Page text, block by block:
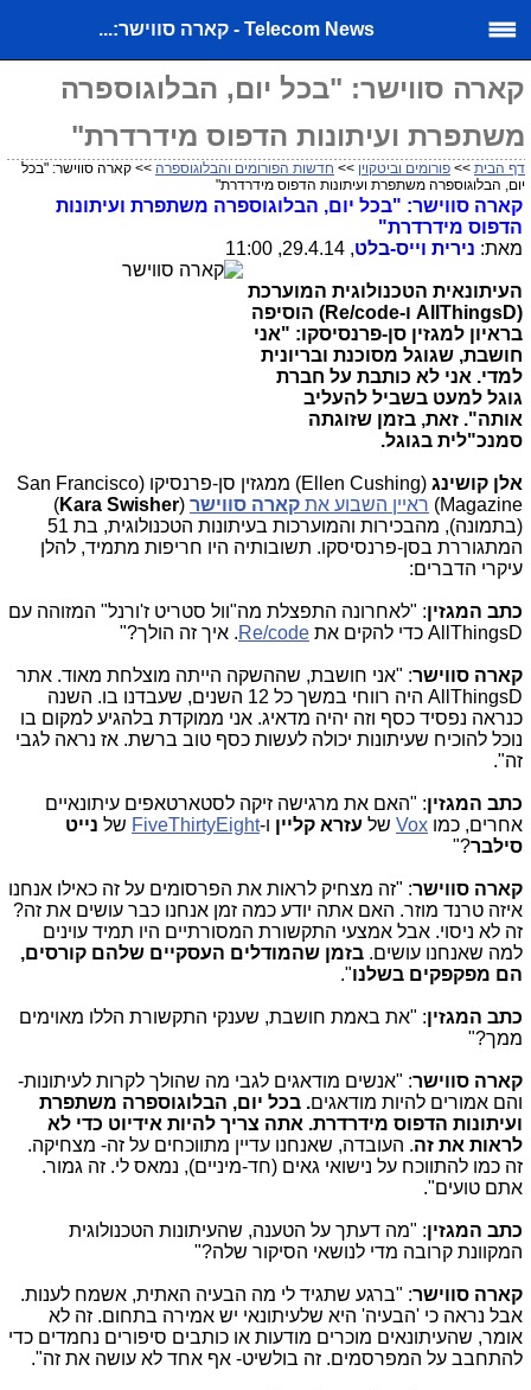
Telecom News - קארה סווישר:...
קארה סווישר: "בכל יום, הבלוגוספרה
משתפרת ועיתונות הדפוס מידרדרת"
דף הבית >> פורומים וביטקוין >> חדשות הפורומים והבלוגוספרה >> קארה סווישר: "בכל
יום, הבלוגוספרה משתפרת ועיתונות הדפוס מידרדרת"
קארה סווישר: "בכל יום, הבלוגוספרה משתפרת ועיתונות
הדפוס מידרדרת"
מאת: נירית וייס-בלט, 29.4.14, 11:00
העיתונאית הטכנולוגית המוערכת
(
AllThingsD ו-Re/code) הוסיפה
בראיון למגזין סן-פרנסיסקו: "אני
חושבת, שגוגל מסוכנת ובריונית
למדי. אני לא כותבת על חברת
גוגל למעט בשביל להעליב
אותה". זאת, בזמן שזוגתה
סמנכ"לית בגוגל.
אלן קושינג (
Ellen Cushing) ממגזין סן-פרנסיקו (San Francisco
Magazine
) ראיין השבוע את קארה סווישר (
Kara Swisher
)
(בתמונה), מהבכירות והמוערכות בעיתונות הטכנולוגית, בת 51
המתגוררת בסן-פרנסיסקו. תשובותיה היו חריפות מתמיד, להלן
עיקרי הדברים:
כתב המגזין: "לאחרונה התפצלת מה"וול סטריט ז'ורנל" המזוהה עם
AllThingsD כדי להקים את Re/code. איך זה הולך?"
קארה סווישר: "אני חושבת, שההשקה הייתה מוצלחת מאוד. אתר
AllThingsD
היה רווחי במשך כל 12 השנים, שעבדנו בו. השנה
כנראה נפסיד כסף וזה יהיה מדאיג. אני ממוקדת בלהגיע למקום בו
נוכל להוכיח שעיתונות יכולה לעשות כסף טוב ברשת. אז נראה לגבי
זה".
כתב המגזין: "האם את מרגישה זיקה לסטארטאפים עיתונאיים
אחרים, כמו Vox של עזרא קליין ו-FiveThirtyEight של נייט
סילבר?"
קארה סווישר: "זה מצחיק לראות את הפרסומים על זה כאילו אנחנו
איזה טרנד מוזר. האם אתה יודע כמה זמן אנחנו כבר עושים את זה?
זה לא ניסוי. אבל אמצעי התקשורת המסורתיים היו תמיד עוינים
למה שאנחנו עושים. בזמן שהמודלים העסקיים שלהם קורסים,
הם מפקפקים בשלנו".
כתב המגזין: "את באמת חושבת, שענקי התקשורת הללו מאוימים
ממך?"
קארה סווישר: "אנשים מודאגים לגבי מה שהולך לקרות לעיתונות-
והם אמורים להיות מודאגים. בכל יום, הבלוגוספרה משתפרת
ועיתונות הדפוס מידרדרת. אתה צריך להיות אידיוט כדי לא
לראות את זה. העובדה, שאנחנו עדיין מתווכחים על זה- מצחיקה.
זה כמו להתווכח על נישואי גאים (חד-מיניים), נמאס לי. זה גמור.
אתם טועים".
כתב המגזין: "מה דעתך על הטענה, שהעיתונות הטכנולוגית
המקוונת קרובה מדי לנושאי הסיקור שלה?"
קארה סווישר: "ברגע שתגיד לי מה הבעיה האתית, אשמח לענות.
אבל נראה כי 'הבעיה' היא שלעיתונאי יש אמירה בתחום. זה לא
אומר, שהעיתונאים מוכרים מודעות או כותבים סיפורים נחמדים כדי
להתחבב על המפרסמים. זה בולשיט- אף אחד לא עושה את זה".